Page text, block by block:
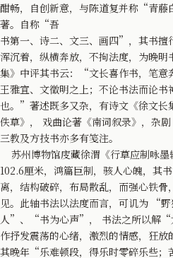
酣畅，自创新意，与陈道复并称“青
著。自称“吾
书第一、诗二、文三、画四”，其书擅
浑沉着，纵横奔放，不拘法度，为晚
集》中评其书云：“文长喜作书，笔意
王雅宜、文徵明之上；不论书法而论
也。”著述既多又杂，有诗文《徐文长
佚草》， 戏曲论著《南词叙录》，杂
三教及方技书亦多有笺注。
苏州博物馆庋藏徐渭《行草应制咏
102.6厘米，鸿篇巨制，骇人心魄，其
离，结构破碎，布局散乱，而强心铁
见。此轴书法以法度而言，可讥为 “
人”、“书为心声”， 书法之所以解“
作抒发震荡的心绪，激烈的情感，狂
其晚年“乐难顿段，得乐时零碎乐些